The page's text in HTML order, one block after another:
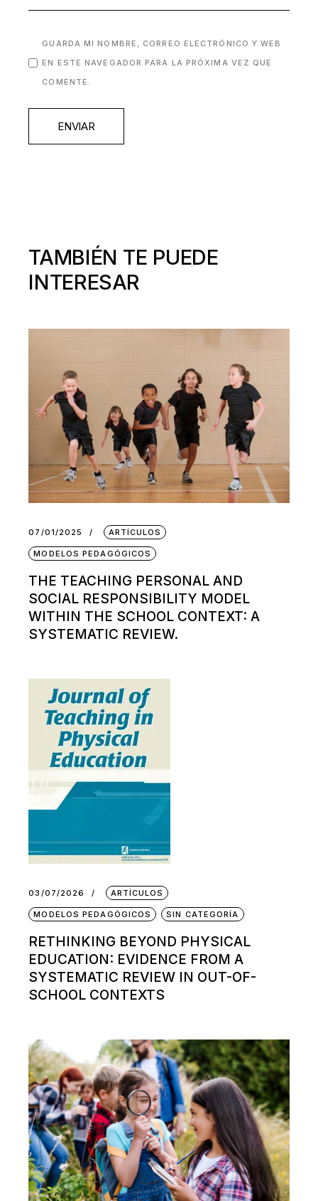
GUARDA MI NOMBRE, CORREO ELECTRÓNICO Y WEB
EN ESTE NAVEGADOR PARA LA PRÓXIMA VEZ QUE
COMENTE.
ENVIAR
TAMBIÉN TE PUEDE
INTERESAR
07/01/2025 ARTÍCULOS
MODELOS PEDAGÓGICOS
THE TEACHING PERSONAL AND
SOCIAL RESPONSIBILITY MODEL
WITHIN THE SCHOOL CONTEXT: A
SYSTEMATIC REVIEW.
03/07/2026 ARTÍCULOS
MODELOS PEDAGÓGICOS SIN CATEGORÍA
RETHINKING BEYOND PHYSICAL
EDUCATION: EVIDENCE FROM A
SYSTEMATIC REVIEW IN OUT-OF-
SCHOOL CONTEXTS